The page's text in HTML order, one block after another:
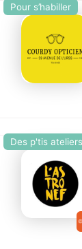
Pour s’habiller
Des p'tis